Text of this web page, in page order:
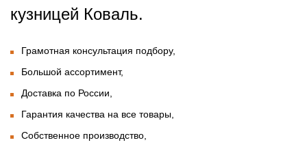
кузницей Коваль.
Грамотная консультация подбору,
Большой ассортимент,
Доставка по России,
Гарантия качества на все товары,
Собственное производство,